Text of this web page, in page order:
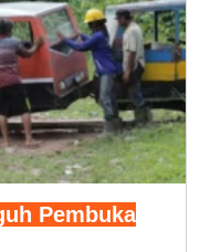
Pembuka